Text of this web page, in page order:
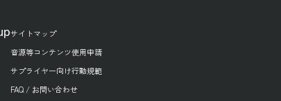
サイトマップ
音源等コンテンツ使用申請
サプライヤー向け行動規範
FAQ / お問い合わせ